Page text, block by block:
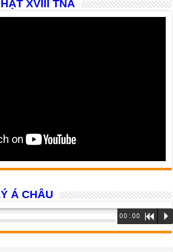
XVIII TNA
Á CHÂU
00:00 R P